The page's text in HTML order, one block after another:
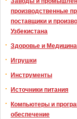
производственные
поставщики и
Узбекистана
Здоровье и Медицина
Игрушки
Инструменты
Источники питания
Компьютеры и
обеспечение